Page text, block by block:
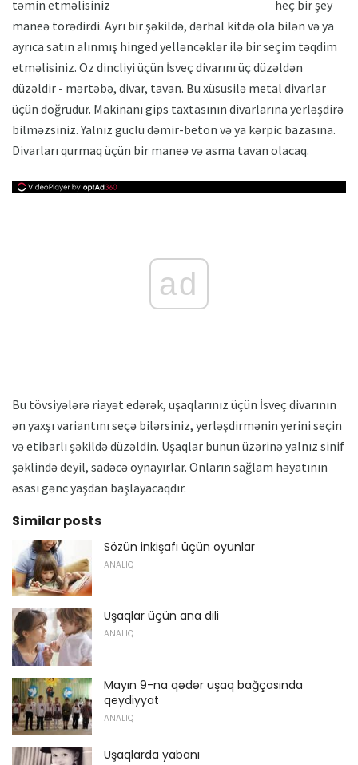
təmin etməlisiniz
heç bir şey
maneə törədirdi. Ayrı bir şəkildə, dərhal kitdə ola bilən və ya
ayrıca satın alınmış hinged yelləncəklər ilə bir seçim təqdim
etməlisiniz. Öz dincliyi üçün İsveç divarını üç düzəldən
düzəldir - mərtəbə, divar, tavan. Bu xüsusilə metal divarlar
üçün doğrudur. Makinanı gips taxtasının divarlarına yerləşdirə
bilməzsiniz. Yalnız güclü dəmir-beton və ya kərpic bazasına.
Divarları qurmaq üçün bir maneə və asma tavan olacaq.
ad
Bu tövsiyələrə riayət edərək, uşaqlarınız üçün İsveç divarının
ən yaxşı variantını seçə bilərsiniz, yerləşdirmənin yerini seçin
və etibarlı şəkildə düzəldin. Uşaqlar bunun üzərinə yalnız sinif
şəklində deyil, sadəcə oynayırlar. Onların sağlam həyatının
əsası gənc yaşdan başlayacaqdır.
Similar posts
Sözün inkişafı üçün oyunlar
ANALIQ
Uşaqlar üçün ana dili
ANALIQ
Mayın 9-na qədər uşaq bağçasında
qeydiyyat
ANALIQ
Uşaqlarda yabanı